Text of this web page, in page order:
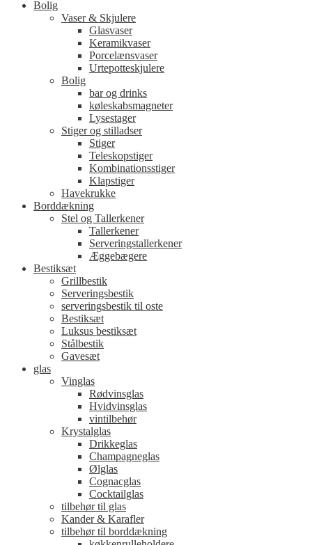
Bolig
Vaser & Skjulere
Glasvaser
Keramikvaser
Porcelænsvaser
Urtepotteskjulere
Bolig
bar og drinks
køleskabsmagneter
Lysestager
Stiger og stilladser
Stiger
Teleskopstiger
Kombinationsstiger
Klapstiger
Havekrukke
Borddækning
Stel og Tallerkener
Tallerkener
Serveringstallerkener
Æggebægere
Bestiksæt
Grillbestik
Serveringsbestik
serveringsbestik til oste
Bestiksæt
Luksus bestiksæt
Stålbestik
Gavesæt
glas
Vinglas
Rødvinsglas
Hvidvinsglas
vintilbehør
Krystalglas
Drikkeglas
Champagneglas
Ølglas
Cognacglas
Cocktailglas
tilbehør til glas
Kander & Karafler
tilbehør til borddækning